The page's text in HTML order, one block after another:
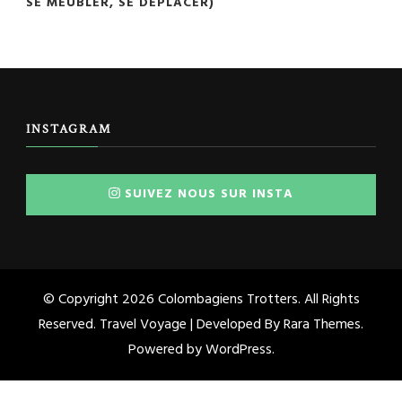
INSTAGRAM
SUIVEZ NOUS SUR INSTA
© Copyright 2026Colombagiens Trotters. All Rights
Reserved. Travel Voyage | Developed ByRara Themes.
Powered byWordPress.